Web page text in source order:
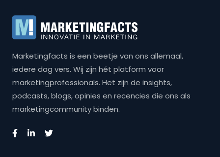
Marketingfacts is een beetje van ons allemaal,
iedere dag vers. Wij zijn hét platform voor
marketingprofessionals. Het zijn de insights,
podcasts, blogs, opinies en recencies die ons als
marketingcommunity binden.